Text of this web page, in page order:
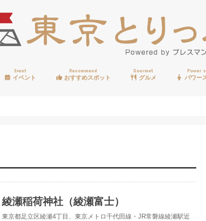
Event
イベント
Recommend
おすすめスポット
Gourmet
グルメ
Power
パワー
綾瀬稲荷神社（綾瀬富士）
東京都足立区綾瀬4丁目、東京メトロ千代田線・JR常磐線綾瀬駅近